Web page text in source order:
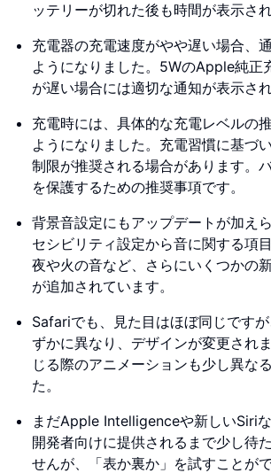
ッテリーが切れた後も時間が表示さ
充電器の充電速度がやや遅い場合、
ようになりました。5WのApple純正
が遅い場合には適切な通知が表示され
充電時には、具体的な充電レベルの
ようになりました。充電習慣に基づ
制限が推奨される場合があります。
を保護するための推奨事項です。
背景音設定にもアップデートが加え
セシビリティ設定から音に関する項
夜や火の音など、さらにいくつかの
が追加されています。
Safariでも、見た目はほぼ同じです
ずかに異なり、デザインが変更され
じる際のアニメーションも少し異な
た。
まだApple Intelligenceや新しいSiri
開発者向けに提供されるまで少し待
せんが、「表か裏か」を試すことが